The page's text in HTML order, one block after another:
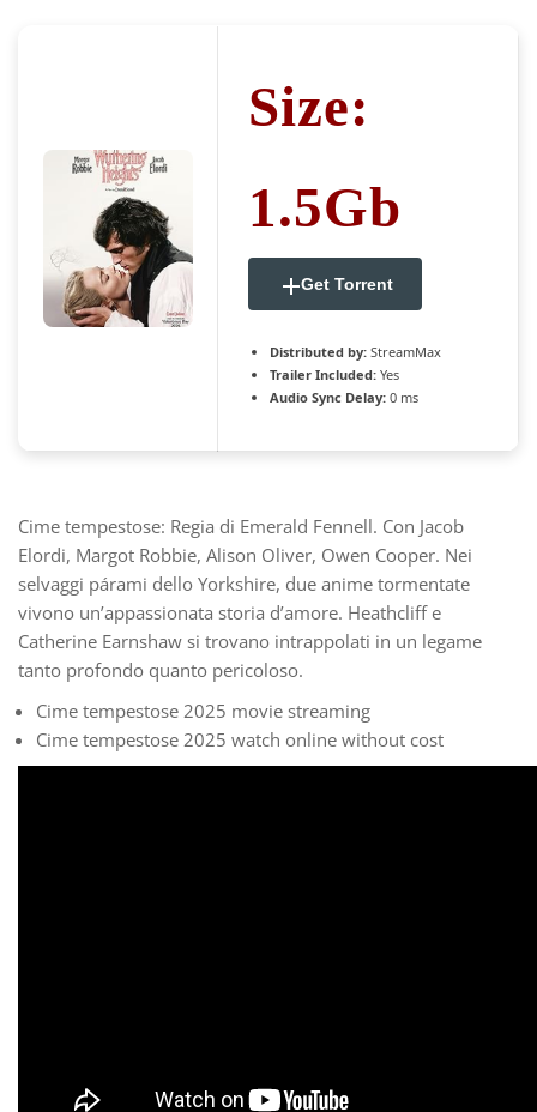
Size:
1.5Gb
Get Torrent
Distributed by: StreamMax
Trailer Included: Yes
Audio Sync Delay: 0 ms
Cime tempestose: Regia di Emerald Fennell. Con Jacob
Elordi, Margot Robbie, Alison Oliver, Owen Cooper. Nei
selvaggi párami dello Yorkshire, due anime tormentate
vivono un’appassionata storia d’amore. Heathcliff e
Catherine Earnshaw si trovano intrappolati in un legame
tanto profondo quanto pericoloso.
Cime tempestose 2025 movie streaming
Cime tempestose 2025 watch online without cost